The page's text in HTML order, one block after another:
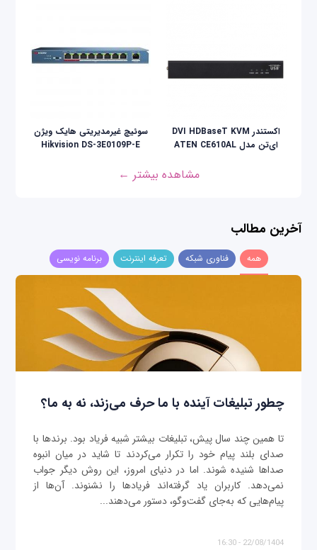
اکستندر DVI HDBaseT KVM
ای‌تن مدل ATEN CE610AL
سوئیچ غیرمدیریتی هایک ویژن
Hikvision DS-3E0109P-E
مشاهده بیشتر ←
آخرین مطالب
همه فناوری شبکه تعرفه اینترنت برنامه نویسی
چطور تبلیغات آینده با ما حرف می‌زند، نه به ما؟
تا همین چند سال پیش، تبلیغات بیشتر شبیه فریاد بود. برندها با
صدای بلند پیام خود را تکرار می‌کردند تا شاید در میان انبوه
صداها شنیده شوند. اما در دنیای امروز، این روش دیگر جواب
نمی‌دهد. کاربران یاد گرفته‌اند فریادها را نشنوند. آن‌ها از
پیام‌هایی که به‌جای گفت‌وگو، دستور می‌دهند...
22/08/1404 - 16:30